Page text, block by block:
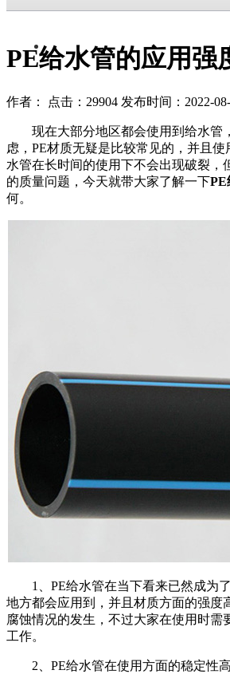
PE给水管的应用强
作者： 点击：29904 发布时间：2022-
现在大部分地区都会使用到给水管
虑，PE材质无疑是比较常见的，并且
水管在长时间的使用下不会出现破裂，
的质量问题，今天就带大家了解一下PE
何。
1、PE给水管在当下看来已然成为
地方都会应用到，并且材质方面的强度
腐蚀情况的发生，不过大家在使用时需
工作。
2、PE给水管在使用方面的稳定性高